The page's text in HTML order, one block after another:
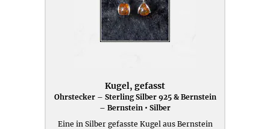
Kugel, gefasst
Ohrstecker – Sterling Silber 925 & Bernstein
– Bernstein • Silber
Eine in Silber gefasste Kugel aus Bernstein